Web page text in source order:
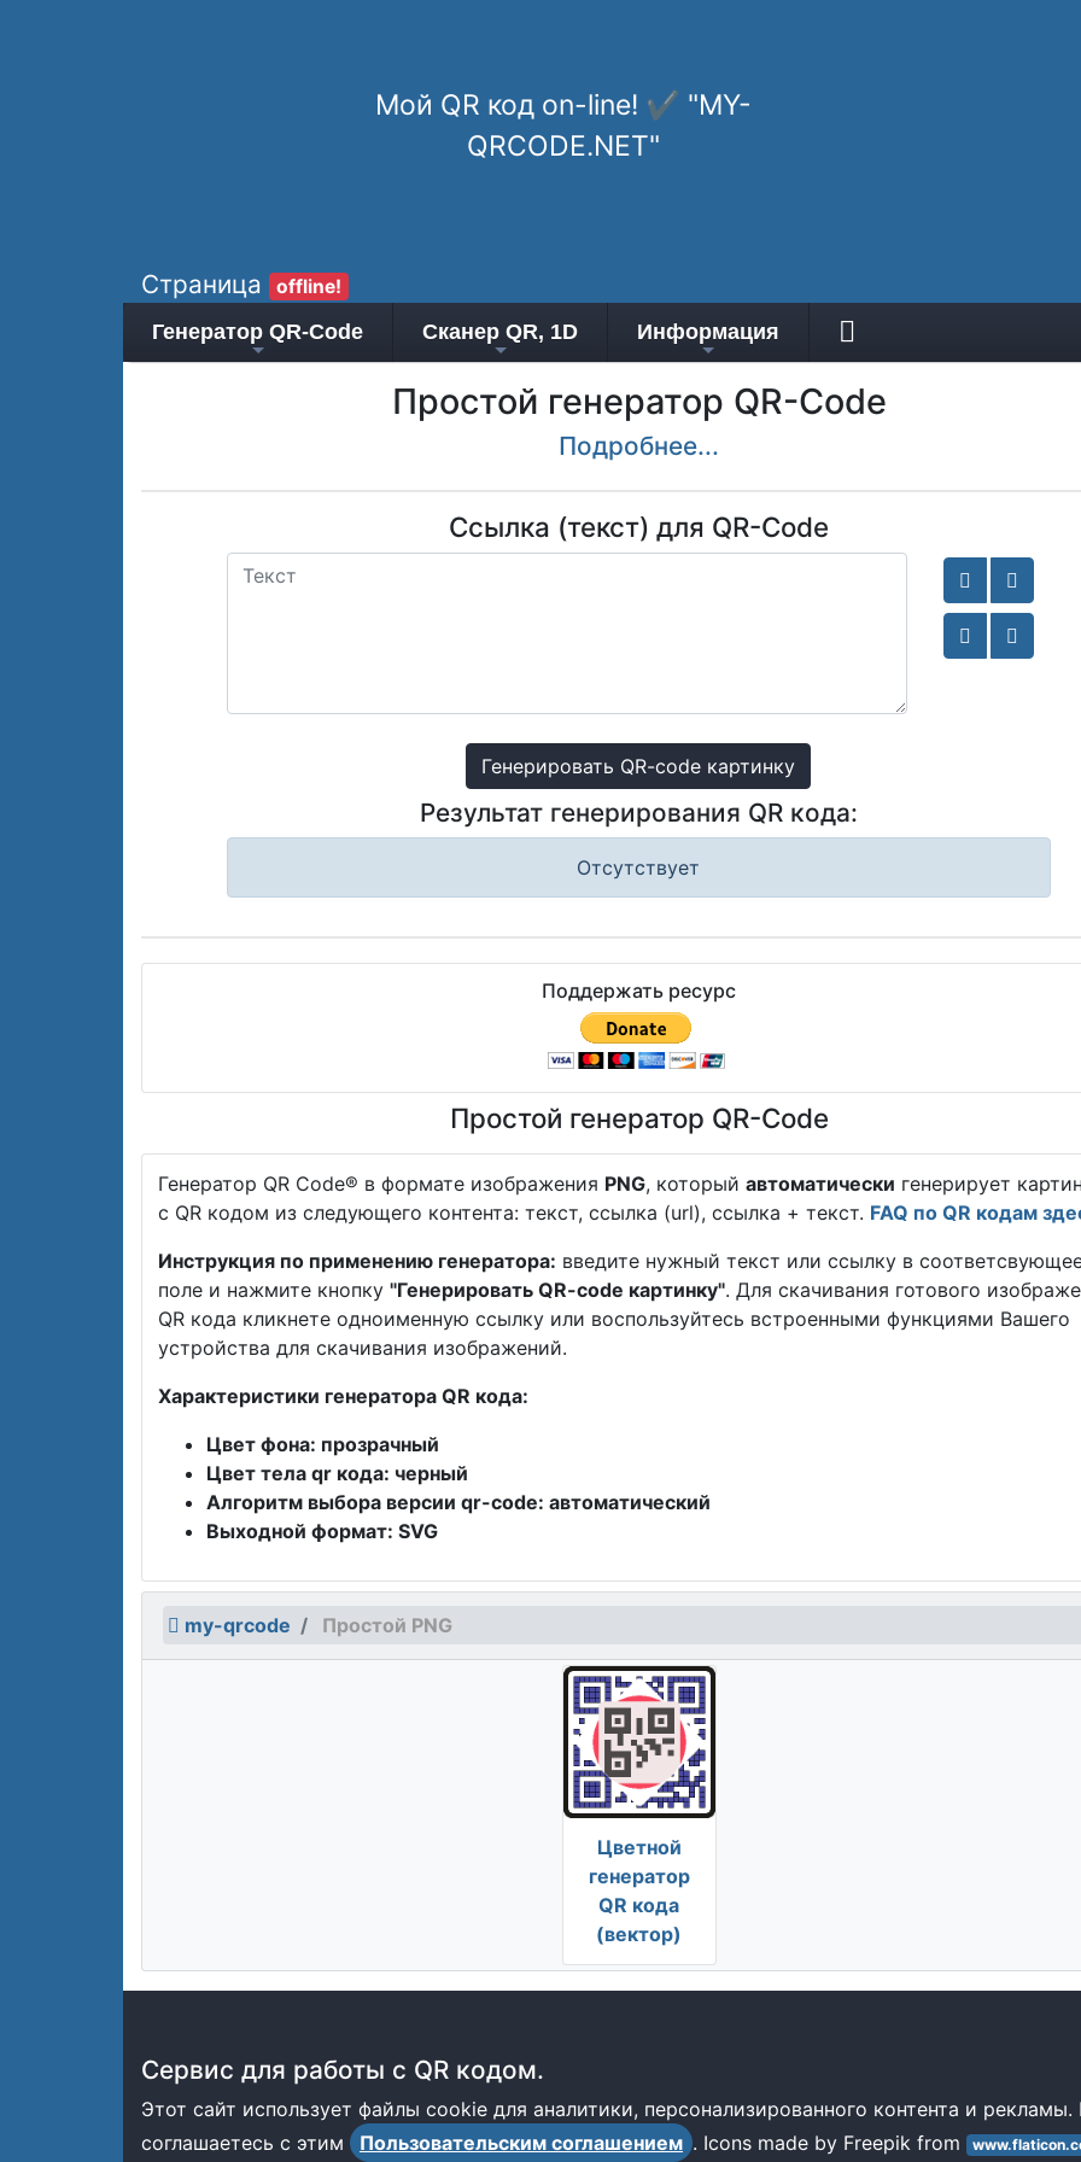
Moй QR код on-line! ✔ "MY-
QRCODE.NET"
Страница offline!
Генератор QR-Сode Сканер QR, 1D Информация
Простой генератор QR-Code
Подробнее...
Ссылка (текст) для QR-Code
Генерировать QR-code картинку
Результат генерирования QR кода:
Отсутствует
Поддержать ресурс
Простой генератор QR-Code
Генератор QR Code® в формате изображения PNG, который автоматически генерирует
с QR кодом из следующего контента: текст, ссылка (url), ссылка + текст. FAQ по QR кодам
Инструкция по применению генератора: введите нужный текст или ссылку в
поле и нажмите кнопку "Генерировать QR-code картинку". Для скачивания готового
QR кода кликнете одноименную ссылку или воспользуйтесь встроенными функциями Вашего
устройства для скачивания изображений.
Характеристики генератора QR кода:
Цвет фона: прозрачный
Цвет тела qr кода: черный
Алгоритм выбора версии qr-code: автоматический
Выходной формат: SVG
my-qrcode Простой PNG
Цветной
генератор
QR кода
(вектор)
Сервис для работы с QR кодом.
Этот сайт использует файлы cookie для аналитики, персонализированного контента и
соглашаетесь с этим
Пользовательским соглашениeм . Icons made by Freepik from